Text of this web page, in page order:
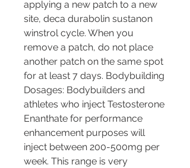
applying a new patch to a new
site, deca durabolin sustanon
winstrol cycle. When you
remove a patch, do not place
another patch on the same spot
for at least 7 days. Bodybuilding
Dosages: Bodybuilders and
athletes who inject Testosterone
Enanthate for performance
enhancement purposes will
inject between 200-500mg per
week. This range is very